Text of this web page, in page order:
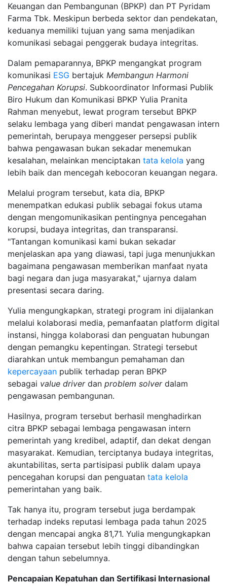
Keuangan dan Pembangunan (BPKP) dan PT Pyridam
Farma Tbk. Meskipun berbeda sektor dan pendekatan,
keduanya memiliki tujuan yang sama menjadikan
komunikasi sebagai penggerak budaya integritas.
Dalam pemaparannya, BPKP mengangkat program
komunikasi ESG bertajuk Membangun Harmoni
Pencegahan Korupsi. Subkoordinator Informasi Publik
Biro Hukum dan Komunikasi BPKP Yulia Pranita
Rahman menyebut, lewat program tersebut BPKP
selaku lembaga yang diberi mandat pengawasan intern
pemerintah, berupaya menggeser persepsi publik
bahwa pengawasan bukan sekadar menemukan
kesalahan, melainkan menciptakan tata kelola yang
lebih baik dan mencegah kebocoran keuangan negara.
Melalui program tersebut, kata dia, BPKP
menempatkan edukasi publik sebagai fokus utama
dengan mengomunikasikan pentingnya pencegahan
korupsi, budaya integritas, dan transparansi.
"Tantangan komunikasi kami bukan sekadar
menjelaskan apa yang diawasi, tapi juga menunjukkan
bagaimana pengawasan memberikan manfaat nyata
bagi negara dan juga masyarakat," ujarnya dalam
presentasi secara daring.
Yulia mengungkapkan, strategi program ini dijalankan
melalui kolaborasi media, pemanfaatan platform digital
instansi, hingga kolaborasi dan penguatan hubungan
dengan pemangku kepentingan. Strategi tersebut
diarahkan untuk membangun pemahaman dan
kepercayaan publik terhadap peran BPKP
sebagai value driver dan problem solverdalam
pengawasan pembangunan.
Hasilnya, program tersebut berhasil menghadirkan
citra BPKP sebagai lembaga pengawasan intern
pemerintah yang kredibel, adaptif, dan dekat dengan
masyarakat. Kemudian, terciptanya budaya integritas,
akuntabilitas, serta partisipasi publik dalam upaya
pencegahan korupsi dan penguatan tata kelola
pemerintahan yang baik.
Tak hanya itu, program tersebut juga berdampak
terhadap indeks reputasi lembaga pada tahun 2025
dengan mencapai angka 81,71. Yulia mengungkapkan
bahwa capaian tersebut lebih tinggi dibandingkan
dengan tahun sebelumnya.
Pencapaian Kepatuhan dan Sertifikasi Internasional